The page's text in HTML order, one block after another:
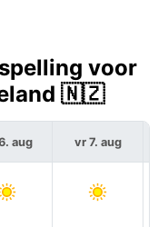
voor
🇳🇿
aug vr 7. aug